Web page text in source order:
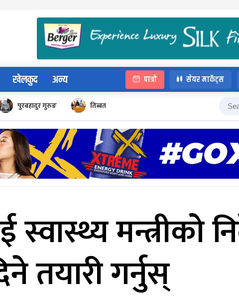
खेलकुद अन्य पात्रो सेयर मार्केट्स
पुरबहादुर गुरुङ तिब्बत
मन्त्रीको
तयारी गर्नुस्